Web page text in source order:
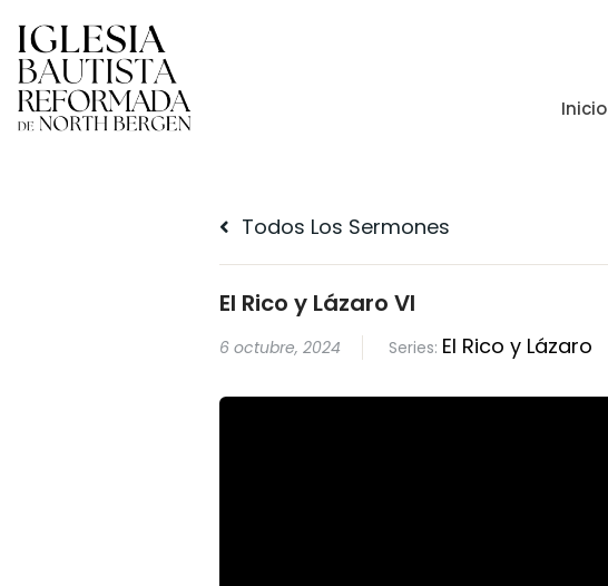
Inicio
Todos Los Sermones
El Rico y Lázaro VI
6 octubre, 2024 Series: El Rico y Lázaro